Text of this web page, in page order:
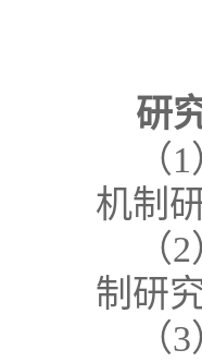
研
（
机制
（
制研
（